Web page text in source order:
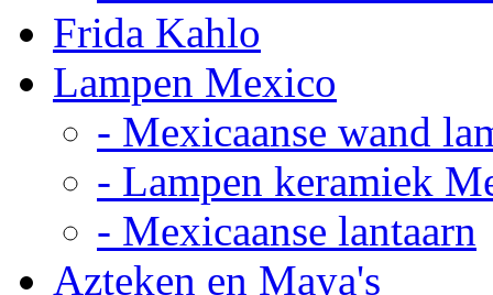
Frida Kahlo
Lampen Mexico
- Mexicaanse wand
- Lampen keramiek
- Mexicaanse lantaarn
Azteken en Maya's